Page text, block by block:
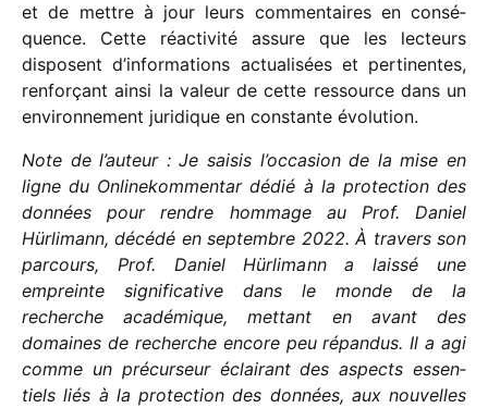
et de mettre à jour leurs commen­taires en consé­
quence. Cette réac­ti­vité assure que les lecteurs
disposent d’in­for­ma­tions actua­li­sées et perti­nentes,
renfor­çant ainsi la valeur de cette ressource dans un
envi­ron­ne­ment juri­dique en constante évolution.
Note de l’auteur : Je saisis l’occasion de la mise en
ligne du Onlinekommentar dédié à la protec­tion des
données pour rendre hommage au Prof. Daniel
Hürlimann, décédé en septembre 2022. À travers son
parcours, Prof. Daniel Hürlimann a laissé une
empreinte signi­fi­ca­tive dans le monde de la
recherche acadé­mique, mettant en avant des
domaines de recherche encore peu répan­dus. Il a agi
comme un précur­seur éclai­rant des aspects essen­
tiels liés à la protec­tion des données, aux nouvelles